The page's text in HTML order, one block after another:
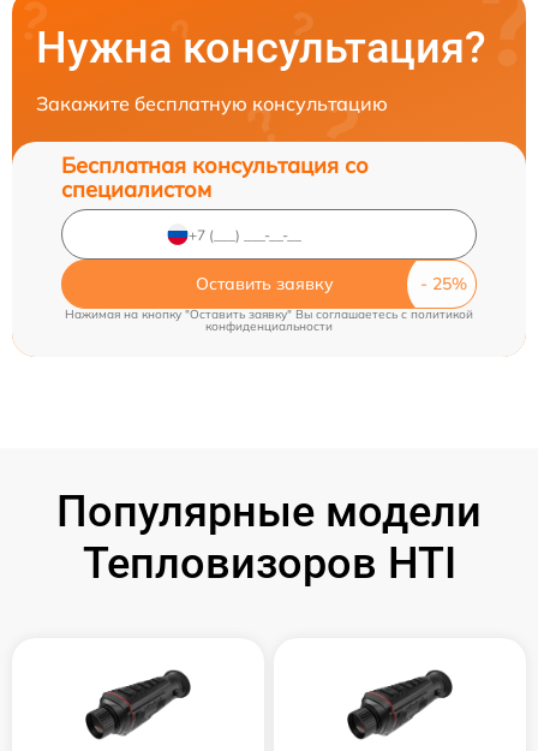
Нужна консультация?
Закажите бесплатную консультацию
Бесплатная консультация со
специалистом
Оставить заявку
Нажимая на кнопку "Оставить заявку" Вы соглашаетесь cполитикой
конфиденциальности
Популярные модели
Тепловизоров HTI